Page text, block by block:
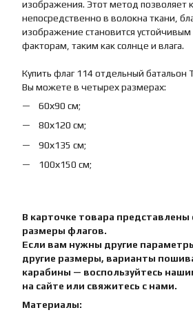
изображения. Этот метод позволяет
непосредственно в волокна ткани,
изображение становится
факторам, таким как солнце и влага.
Купить флаг 114 отдельный батальон
Вы можете в четырех размерах:
60х90 см;
80х120 см;
90х135 см;
100х150 см;
В карточке товара
размеры флагов.
Если вам нужны другие
другие размеры, варианты
карабины — воспользуйтесь
на сайте или свяжитесь с нами.
Материалы: